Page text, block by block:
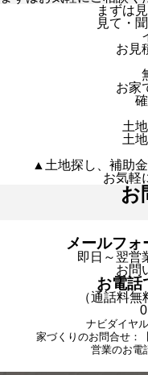
まずは
見て・
お見
お家
土
土
▲土地探し、補助
お気軽
お
メールフ
即日～翌営
お問
お電話
（通話料
ナビダイヤ
家づくりのお問合せ
営業のお電